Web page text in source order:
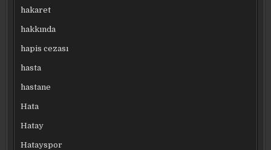
hakaret
hakkında
hapis cezası
hasta
hastane
Hata
Hatay
Hatayspor